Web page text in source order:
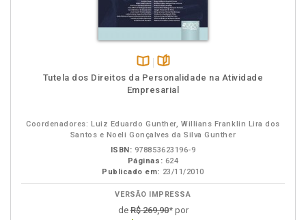
Disponível
na
páginas
Tutela dos Direitos da Personalidade na Atividade
Empresarial
Coordenadores: Luiz Eduardo Gunther, Willians Franklin Lira dos
Santos e Noeli Gonçalves da Silva Gunther
ISBN: 978853623196-9
Páginas: 624
Publicado em: 23/11/2010
VERSÃO IMPRESSA
deR$ 269,90* por